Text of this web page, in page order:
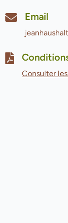
Email
Consulter